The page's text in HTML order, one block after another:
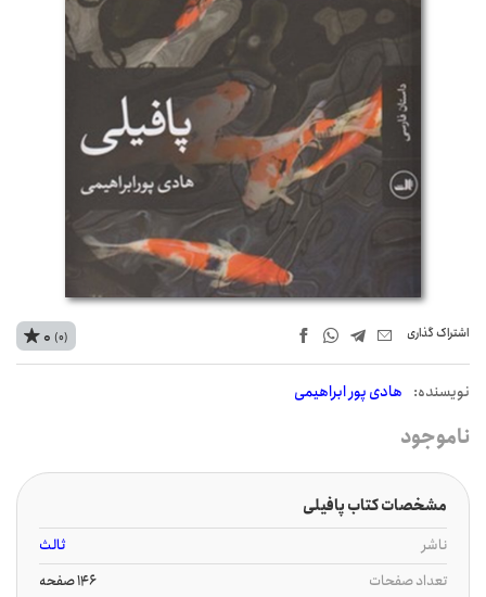
اشتراک‌ گذاری
نويسنده: هادی پور ابراهیمی
0 (0)
ناموجود
مشخصات کتاب پافیلی
ناشر
ثالث
تعداد صفحات
146 صفحه